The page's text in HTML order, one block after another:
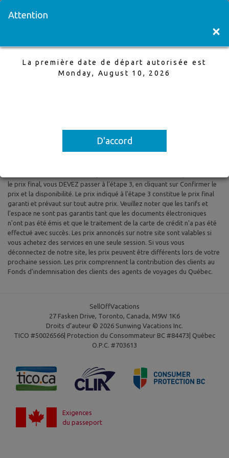
Calgary à Halifax
12 Jun,2026 à 19 Jun,2026, 1 Adultes
Tous les prix sont basés sur le tarif aérien aller-retour et le tarif aérien
le prix final, vous DEVEZ passer à l'étape 3, en cliquant sur Confirmer le
prix et la disponibilité. Le prix indiqué à l'étape 3 constitue le prix final
garanti et prévaut sur tout autre prix. Veuillez noter que les tarifs et
l'espace ne sont pas garantis tant que les documents électroniques
n'ont pas été émis et que le traitement de la carte de crédit n'a pas été
effectué avec succès. Les prix annoncés sur notre site sont valables si
vous achetez des services en une seule session. Si vous vous
déconnectez de notre site, les prix peuvent être différents lors de votre
prochaine session. Les prix comprennent la contribution des clients au
Fonds d'indemnisation des clients des agents de voyages du Québec.
SellOffVacations
27 Fasken Drive, Toronto, Canada, M9W 1K6
Droits d’auteur © 2026 Sunwing Vacations Inc.
TICO #50026566| Protection du Consommateur BC #84473| Québec
O.P.C. #703613
Exigences
du passeport
Attention
×
La première date de départ autorisée est
Monday, August 10, 2026
D'accord